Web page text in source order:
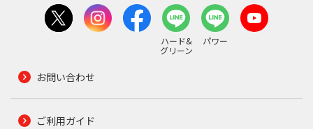
ハード&
グリーン
パワー
お問い合わせ
ご利用ガイド